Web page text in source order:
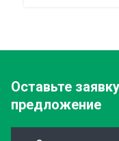
Оставьте заявку
предложение